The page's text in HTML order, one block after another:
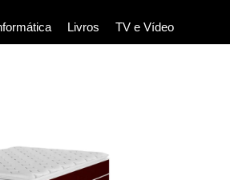
Livros TV e Vídeo